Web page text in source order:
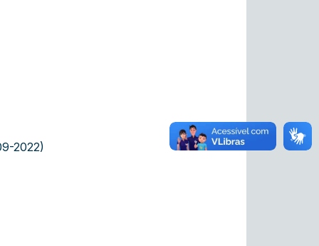
2022)